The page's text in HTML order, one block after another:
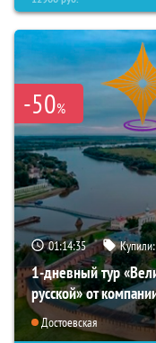
-50%
01:14:34 Купили:
1-дневный тур
русской» от
Достоевская